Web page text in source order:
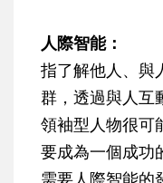
人際智能：
指了解他人、與
群，透過與人互
領袖型人物很可
要成為一個成功
需要人際智能的